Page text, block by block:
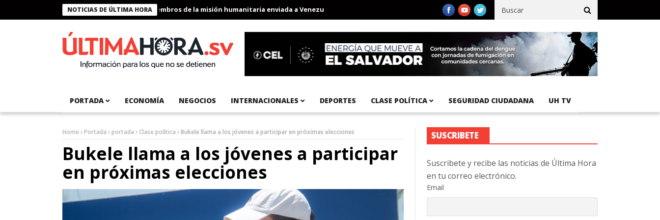
NOTICIAS DE ÚLTIMA HORA
Presidente Bukele condecora a miembros de la misión humanitaria enviada a Venezuela Aeropuerto Internacional del Pacífico registra 92 % de avance en obras de terracería
PORTADA ECONOMÍA NEGOCIOS INTERNACIONALES DEPORTES CLASE POLÍTICA SEGURIDAD CIUDADANA UH TV
Home Portada portada Clase política Bukele llama a los jóvenes a participar en próximas elecciones
Bukele llama a los jóvenes a participar
en próximas elecciones
SUSCRIBETE
Suscribete y recibe las noticias de Última Hora
en tu correo electrónico.
Email